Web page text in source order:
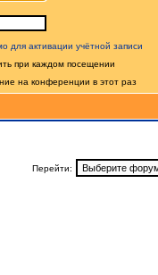
для активации учётной записи
при каждом посещении
на конференции в этот раз
Перейти: